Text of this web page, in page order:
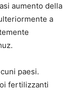
aumento della
a
paesi.
fertilizzanti